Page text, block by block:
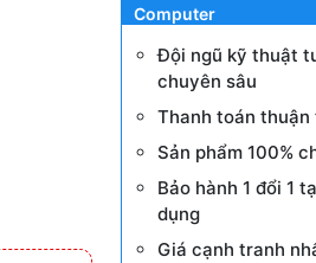
Computer
Đội ngũ kỹ thuật
chuyên sâu
Thanh toán thuận
Sản phẩm 100%
Bảo hành 1 đổi 1
dụng
Giá cạnh tranh